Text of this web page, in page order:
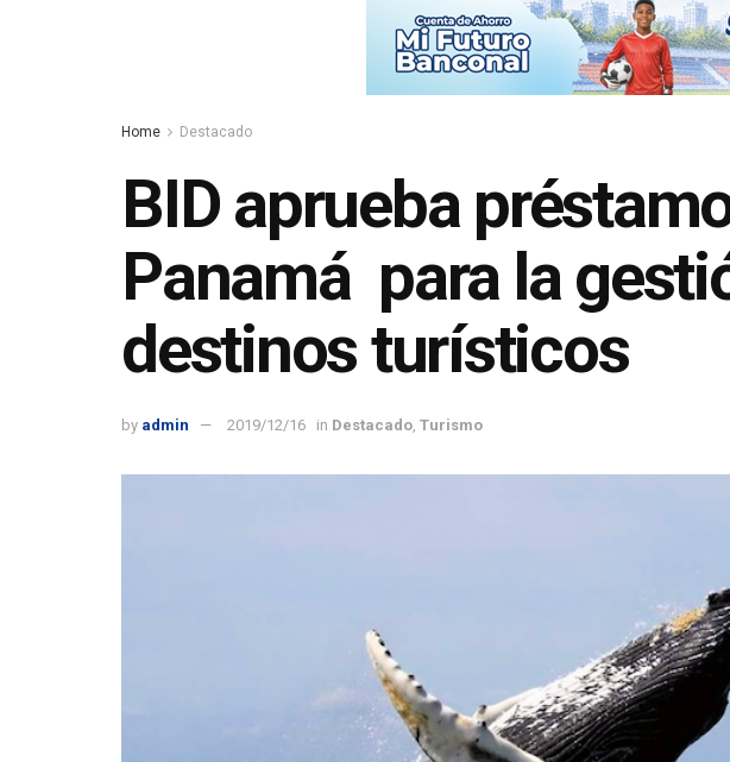
Home Destacado
BID aprueba
Panamá para la
destinos turísticos
by admin 2019/12/16 in Destacado Turismo